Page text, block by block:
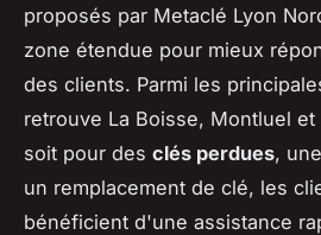
proposés par Metaclé Lyon
zone étendue pour mieux
des clients. Parmi les
retrouve La Boisse, Montluel
soit pour des clés perdues,
un remplacement de clé, les
bénéficient d'une assistance